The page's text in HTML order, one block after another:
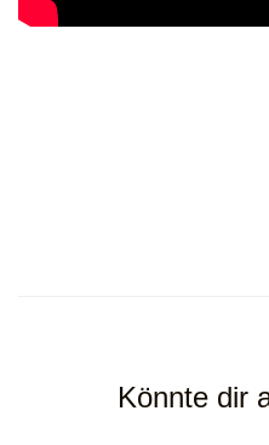
Könnte dir